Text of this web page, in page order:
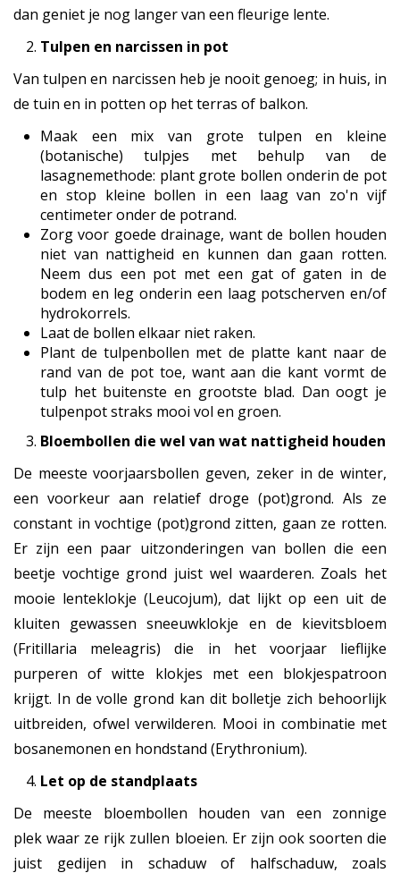
dan geniet je nog langer van een fleurige lente.
Tulpen en narcissen in pot
Van tulpen en narcissen heb je nooit genoeg; in huis, in
de tuin en in potten op het terras of balkon.
Maak een mix van grote tulpen en kleine
(botanische) tulpjes met behulp van de
lasagnemethode: plant grote bollen onderin de pot
en stop kleine bollen in een laag van zo'n vijf
centimeter onder de potrand.
Zorg voor goede drainage, want de bollen houden
niet van nattigheid en kunnen dan gaan rotten.
Neem dus een pot met een gat of gaten in de
bodem en leg onderin een laag potscherven en/of
hydrokorrels.
Laat de bollen elkaar niet raken.
Plant de tulpenbollen met de platte kant naar de
rand van de pot toe, want aan die kant vormt de
tulp het buitenste en grootste blad. Dan oogt je
tulpenpot straks mooi vol en groen.
Bloembollen die wel van wat nattigheid houden
De meeste voorjaarsbollen geven, zeker in de winter,
een voorkeur aan relatief droge (pot)grond. Als ze
constant in vochtige (pot)grond zitten, gaan ze rotten.
Er zijn een paar uitzonderingen van bollen die een
beetje vochtige grond juist wel waarderen. Zoals het
mooie lenteklokje (Leucojum), dat lijkt op een uit de
kluiten gewassen sneeuwklokje en de kievitsbloem
(Fritillaria meleagris) die in het voorjaar lieflijke
purperen of witte klokjes met een blokjespatroon
krijgt. In de volle grond kan dit bolletje zich behoorlijk
uitbreiden, ofwel verwilderen. Mooi in combinatie met
bosanemonen en hondstand (Erythronium).
Let op de standplaats
De meeste bloembollen houden van een zonnige
plek waar ze rijk zullen bloeien. Er zijn ook soorten die
juist gedijen in schaduw of halfschaduw, zoals